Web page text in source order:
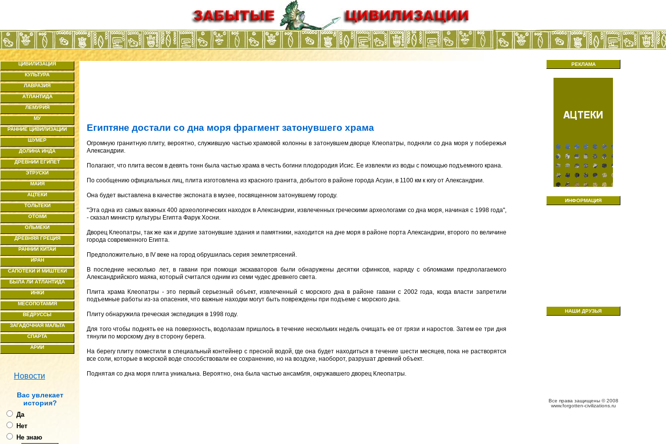
ЦИВИЛИЗАЦИЯ
КУЛЬТУРА
ЛАВРАЗИЯ
АТЛАНТИДА
ЛЕМУРИЯ
МУ
РАННИЕ ЦИВИЛИЗАЦИИ
ШУМЕР
ДОЛИНА ИНДА
ДРЕВНИЙ ЕГИПЕТ
ЭТРУСКИ
МАЙЯ
АЦТЕКИ
ТОЛЬТЕКИ
ОТОМИ
ОЛЬМЕКИ
ДРЕВНЯЯ ГРЕЦИЯ
РАННИЙ КИТАЙ
ИРАН
САПОТЕКИ И МИШТЕКИ
БЫЛА ЛИ АТЛАНТИДА
ИНКИ
МЕСОПОТАМИЯ
ВЕДРУССЫ
ЗАГАДОЧНАЯ МАЛЬТА
СПАРТА
АРИИ
Новости
Ваc увлекает
история?
Да
Нет
Не знаю
РЕКЛАМА
ИНФОРМАЦИЯ
НАШИ ДРУЗЬЯ
Все права защищены © 2008
www.forgotten-civilizations.ru
Египтяне достали со дна моря фрагмент затонувшего храма
Огромную гранитную плиту, вероятно, служившую частью храмовой колонны в затонувшем дворце Клеопатры, подняли со дна моря у побережья
Александрии.
Полагают, что плита весом в девять тонн была частью храма в честь богини плодородия Исис. Ее извлекли из воды с помощью подъемного крана.
По сообщению официальных лиц, плита изготовлена из красного гранита, добытого в районе города Асуан, в 1100 км к югу от Александрии.
Она будет выставлена в качестве экспоната в музее, посвященном затонувшему городу.
"Эта одна из самых важных 400 археологических находок в Александрии, извлеченных греческими археологами со дна моря, начиная с 1998 года",
- сказал министр культуры Египта Фарук Хосни.
Дворец Клеопатры, так же как и другие затонувшие здания и памятники, находится на дне моря в районе порта Александрии, второго по величине
города современного Египта.
Предположительно, в IV веке на город обрушилась серия землетрясений.
В последние несколько лет, в гавани при помощи экскаваторов были обнаружены десятки сфинксов, наряду с обломками предполагаемого
Александрийского маяка, который считался одним из семи чудес древнего света.
Плита храма Клеопатры - это первый серьезный объект, извлеченный с морского дна в районе гавани с 2002 года, когда власти запретили
подъемные работы из-за опасения, что важные находки могут быть повреждены при подъеме с морского дна.
Плиту обнаружила греческая экспедиция в 1998 году.
Для того чтобы поднять ее на поверхность, водолазам пришлось в течение нескольких недель очищать ее от грязи и наростов. Затем ее три дня
тянули по морскому дну в сторону берега.
На берегу плиту поместили в специальный контейнер с пресной водой, где она будет находиться в течение шести месяцев, пока не растворятся
все соли, которые в морской воде способствовали ее сохранению, но на воздухе, наоборот, разрушат древний объект.
Поднятая со дна моря плита уникальна. Вероятно, она была частью ансамбля, окружавшего дворец Клеопатры.